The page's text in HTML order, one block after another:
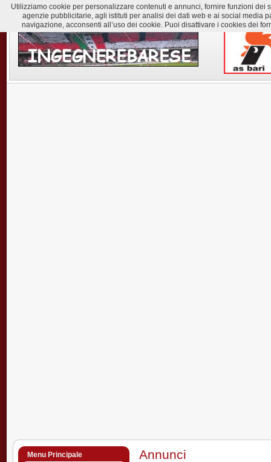
Menu Principale
Annunci
Utilizziamo cookie per personalizzare contenuti e annunci, fornire funzioni
agenzie pubblicitarie, agli istituti per analisi dei dati web e ai social media
navigazione, acconsenti all’uso dei cookie. Puoi disattivare i cookies dei